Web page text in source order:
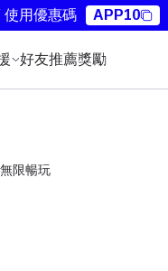
使用優惠碼 APP10
好友推薦獎勵
限暢玩